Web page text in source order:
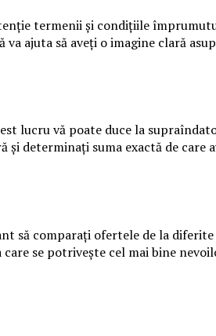
termenii și condițiile
va ajuta să aveți o imagine clară
lucru vă poate duce la
determinați suma exactă de
să comparați ofertele de la
se potrivește cel mai bine